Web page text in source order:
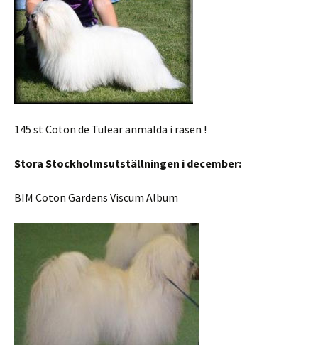
145 st Coton de Tulear anmälda i rasen !
Stora Stockholmsutställningen i december:
BIM Coton Gardens Viscum Album